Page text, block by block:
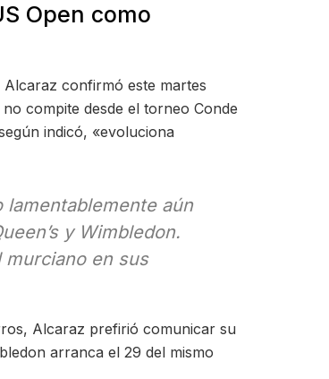
Open como
confirmó este martes
compite desde el torneo Conde
indicó, «evoluciona
aún
y Wimbledon.
en sus
Alcaraz prefirió comunicar su
arranca el 29 del mismo